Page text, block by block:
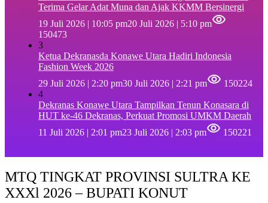
Terima Gelar Adat Muna dan Ajak KKMM Bersinergi
19 Juli 2026 | 10:05 pm20 Juli 2026 | 5:10 pm
150473
3
Ketua Dekranasda Konawe Utara Hadiri Indonesia
Fashion Week 2026
29 Juli 2026 | 2:20 pm30 Juli 2026 | 2:21 pm
150224
4
Dekranas Konawe Utara Tampilkan Tenun Konasara di
HUT ke-46 Dekranas, Perkuat Promosi UMKM Daerah
11 Juli 2026 | 2:01 pm23 Juli 2026 | 2:03 pm 150221
MTQ TINGKAT PROVINSI SULTRA KE
XXXl 2026 – BUPATI KONUT